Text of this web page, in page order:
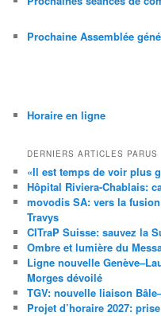
Prochaine Assemblée
Horaire en ligne
DERNIERS ARTICLES PARUS
«Il est temps de voir plus
Hôpital Riviera-Chablais:
movodis SA: vers la
Travys
CITraP Suisse: sauvez la
Ombre et lumière du
Ligne nouvelle
Morges dévoilé
TGV: nouvelle liaison
Projet d’horaire 2027: